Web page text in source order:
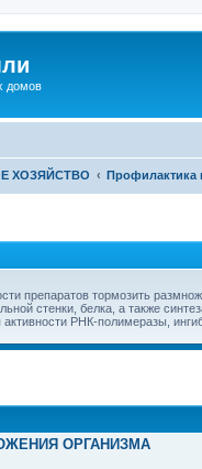
домов
ХОЗЯЙСТВО Профилактика
препаратов тормозить
стенки, белка, а также
РНК-полимеразы,
ОРГАНИЗМА